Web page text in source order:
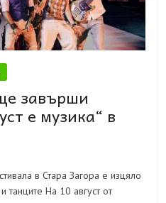
завърши
е музика“ в
в Стара Загора е изцяло
танците На 10 август от